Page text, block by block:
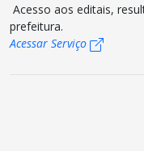
Acesso aos editais,
prefeitura.
Acessar Serviço